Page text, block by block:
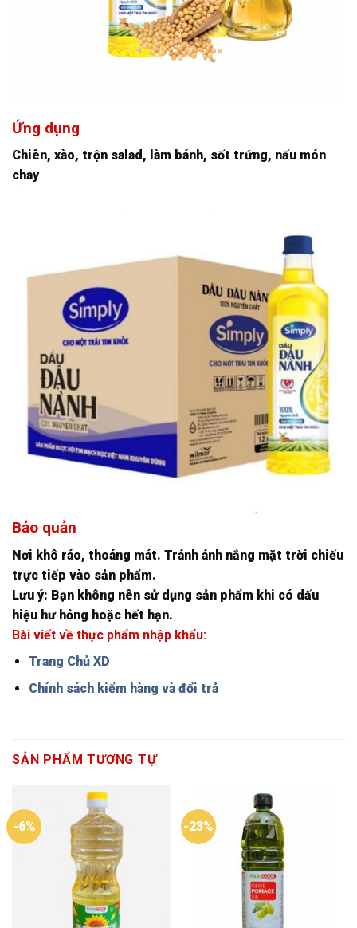
Ứng dụng
Chiên, xào, trộn salad, làm bánh, sốt trứng, nấu món
chay
Bảo quản
Nơi khô ráo, thoáng mát. Tránh ánh nắng mặt trời chiếu
trực tiếp vào sản phẩm.
Lưu ý: Bạn không nên sử dụng sản phẩm khi có dấu
hiệu hư hỏng hoặc hết hạn.
Bài viết về thực phẩm nhập khẩu:
Trang Chủ XD
Chính sách kiểm hàng và đổi trả
SẢN PHẨM TƯƠNG TỰ
-6% -23%